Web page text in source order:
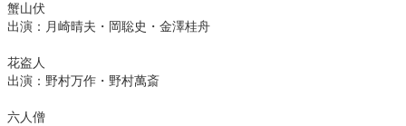
蟹山伏
出演：月崎晴夫・岡聡史・金澤桂舟
花盗人
出演：野村万作・野村萬斎
六人僧